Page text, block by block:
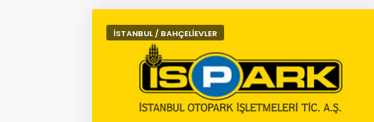
İSTANBUL / BAHÇELİEVLER